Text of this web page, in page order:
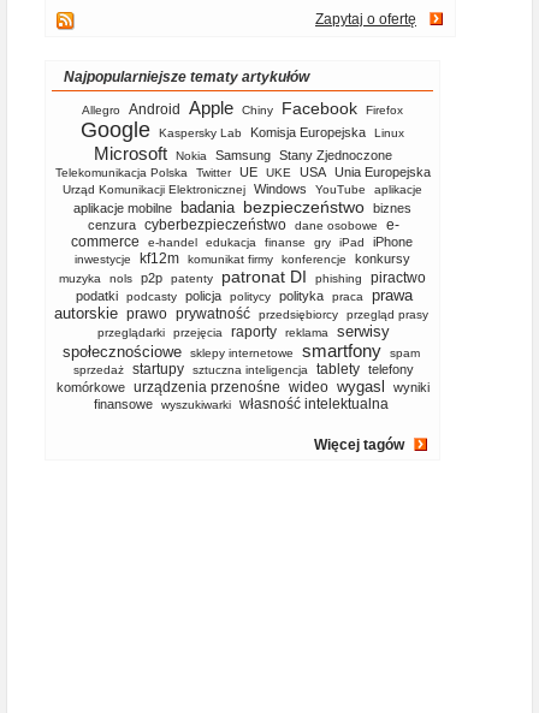
Zapytaj o ofertę
Najpopularniejsze tematy artykułów
Allegro Android Apple Chiny Facebook Firefox
Google Kaspersky Lab Komisja Europejska Linux
Microsoft Nokia Samsung Stany Zjednoczone
Telekomunikacja Polska Twitter UE UKE USA Unia Europejska
Urząd Komunikacji Elektronicznej Windows YouTube aplikacje
aplikacje mobilne badania bezpieczeństwo biznes
cenzura cyberbezpieczeństwo dane osobowe
e-
commerce
e-handel edukacja finanse gry iPad iPhone
inwestycje kf12m komunikat firmy konferencje konkursy
muzyka nols p2p patenty patronat DI phishing piractwo
podatki podcasty policja politycy polityka praca
prawa
autorskie prawo prywatność przedsiębiorcy
przegląd prasy
przeglądarki
przejęcia raporty reklama
serwisy
społecznościowe
sklepy internetowe smartfony
spam
sprzedaż
startupy sztuczna inteligencja tablety telefony
komórkowe
urządzenia przenośne wideo wygasl
wyniki
finansowe
wyszukiwarki własność intelektualna
Więcej tagów